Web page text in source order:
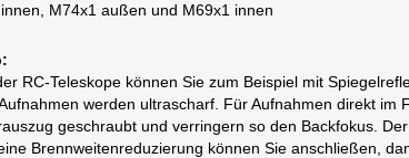
M74x1 außen und M69x1 innen
RC-Teleskope können Sie zum Beispiel mit
werden ultrascharf. Für Aufnahmen direkt
geschraubt und verringern so den Backfokus.
Brennweitenreduzierung können Sie anschließen,